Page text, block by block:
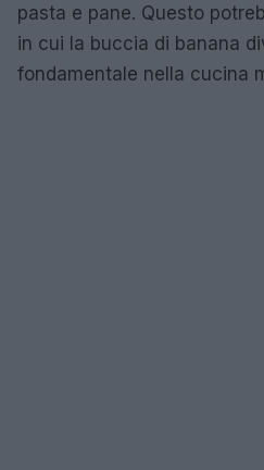
pasta e pane. Questo
in cui la buccia di banana
fondamentale nella cucina